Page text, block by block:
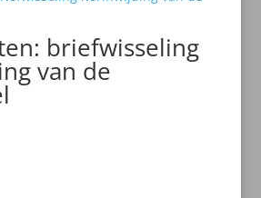
briefwisseling
van de